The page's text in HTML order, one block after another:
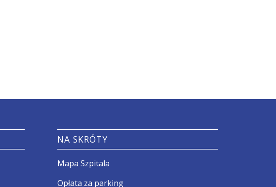
NA SKRÓTY
Mapa Szpitala
Opłata za parking